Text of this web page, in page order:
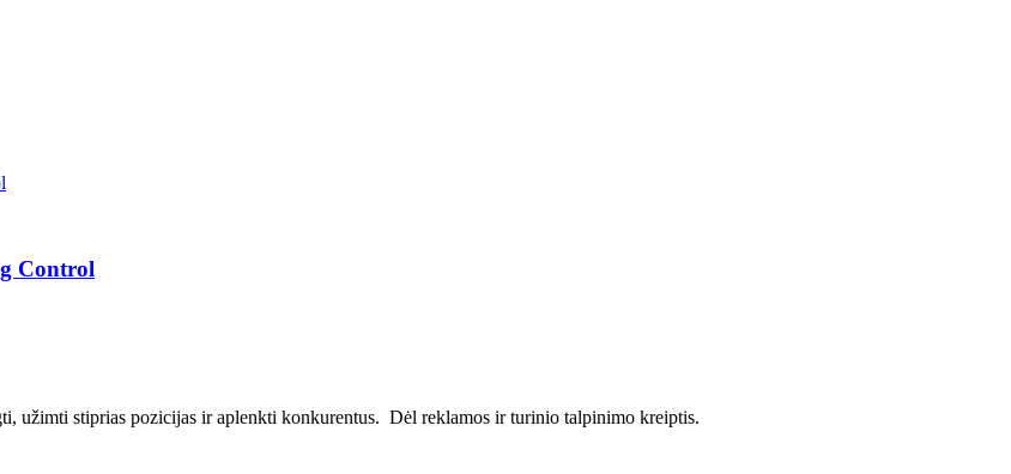
Control
užimti stiprias pozicijas ir aplenkti konkurentus. Dėl reklamos ir turinio talpinimo kreiptis.